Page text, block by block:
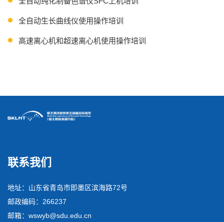
全自动生长曲线仪使用操作培训
高速离心机和超速离心机使用操作培训
联系我们
地址：山东省青岛市即墨区滨海路72号
邮政编码：266237
邮箱：wswyb@sdu.edu.cn